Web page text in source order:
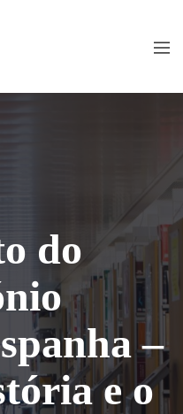
do
–
e o